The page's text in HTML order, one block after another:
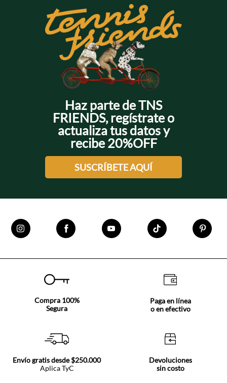
Haz parte de TNS
FRIENDS, regístrate o
actualiza tus datos y
recibe 20%OFF
SUSCRÍBETE AQUÍ
Compra 100%
Segura
Paga en línea
o en efectivo
Envío gratis desde $250.000
Aplica TyC
Devoluciones
sin costo